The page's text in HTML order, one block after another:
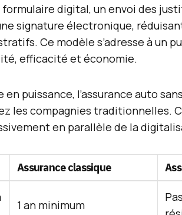
digital, un envoi des
signature électronique,
Ce modèle s’adresse à un
efficacité et économie.
en puissance, l’assurance auto
les compagnies traditionnelles.
en parallèle de la
Assurance classique
1 an minimum